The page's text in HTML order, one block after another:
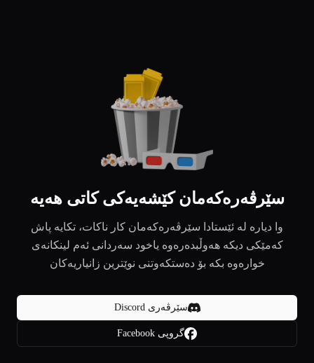
سێرڤەرەکەمان کێشەیەکی کاتی هەیە
وا دیارە لە ئێستادا سێرڤەرەکەمان کار ناکات، تکایە پاش
کەمێکی دیکە هەوڵبدەرەوە یاخود سەردانی ئەم لینکانەی
خوارەوە بکە بۆ دەستکەوتنی نوێترین زانیاریەکان
سێرڤەری Discord
گروپی Facebook